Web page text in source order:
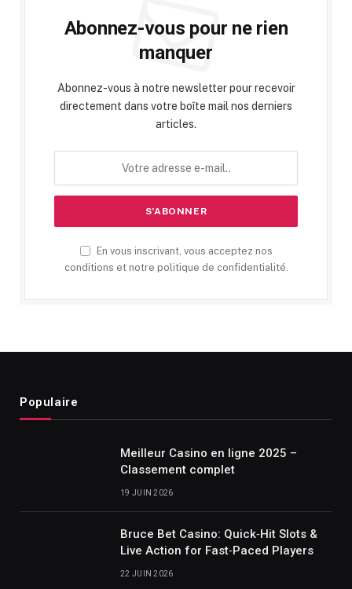
Abonnez-vous pour ne rien
manquer
Abonnez-vous à notre newsletter pour recevoir
directement dans votre boîte mail nos derniers
articles.
En vous inscrivant, vous acceptez nos
conditions et notre politique de confidentialité.
Populaire
Meilleur Casino en ligne 2025 –
Classement complet
19 JUIN 2026
Bruce Bet Casino: Quick‑Hit Slots &
Live Action for Fast‑Paced Players
22 JUIN 2026